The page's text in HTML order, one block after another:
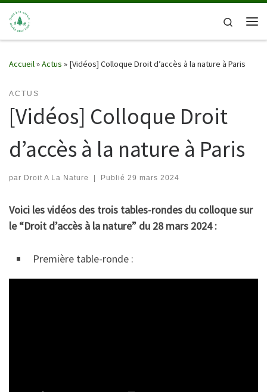
Passer au contenu
Search
Accueil»Actus » [Vidéos] Colloque Droit d’accès à la nature à Paris
ACTUS
[Vidéos] Colloque Droit
d’accès à la nature à Paris
par Droit A La Nature | Publié 29 mars 2024
Voici les vidéos des trois tables-rondes du colloque sur
le “Droit d’accès à la nature” du 28 mars 2024 :
Première table-ronde :